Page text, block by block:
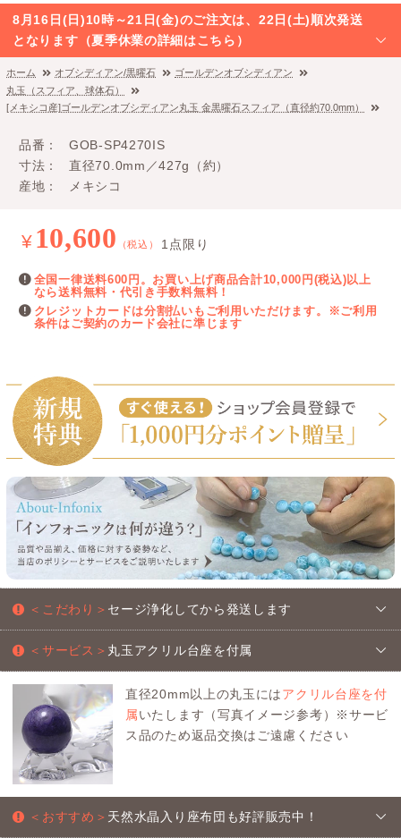
8月16日(日)10時～21日(金)のご注文は、22日(土)順次発送
となります（夏季休業の詳細はこちら）
ホーム オブシディアン/黒曜石
ゴールデンオブシディアン
丸玉（スフィア、球体石）
[メキシコ産]ゴールデンオブシディアン丸玉 金黒曜石スフィア（直径約70.0mm）
品番
GOB-SP4270IS
寸法
直径70.0mm／427g（約）
産地
メキシコ
¥ 10,600 （税込） 1点限り
全国一律送料600円。お買い上げ商品合計10,000円(税込)以上
なら送料無料・代引き手数料無料！
クレジットカードは分割払いもご利用いただけます。※ご利用
条件はご契約のカード会社に準じます
＜こだわり＞ セージ浄化してから発送します
＜サービス＞ 丸玉アクリル台座を付属
直径20mm以上の丸玉にはアクリル台座を付
属いたします（写真イメージ参考）※サービ
ス品のため返品交換はご遠慮ください
＜おすすめ＞ 天然水晶入り座布団も好評販売中！